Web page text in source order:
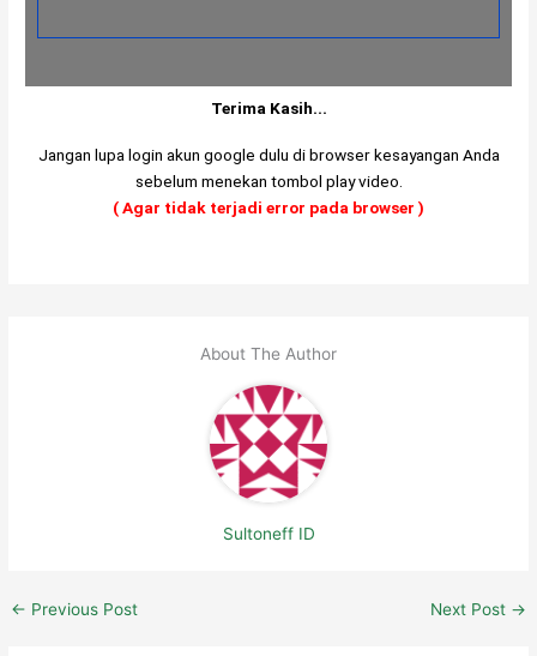
Terima Kasih...
Jangan lupa login akun google dulu di browser kesayangan Anda
sebelum menekan tombol play video.
( Agar tidak terjadi error pada browser )
About The Author
Sultoneff ID
← Previous Post Next Post →